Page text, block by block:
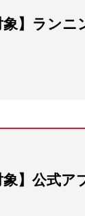
象】ラン
】公式ア